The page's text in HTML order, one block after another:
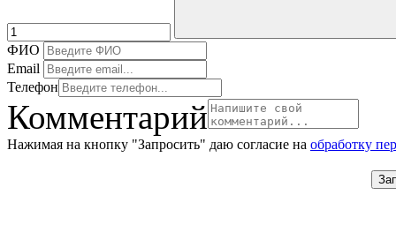
ФИО
Email
Телефон
Комментарий
Нажимая на кнопку "Запросить" даю согласие на обработку